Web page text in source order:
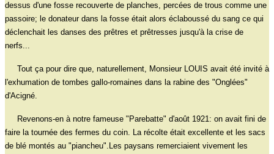
dessus d'une fosse recouverte de planches, percées de trous comme une
passoire; le donateur dans la fosse était alors éclaboussé du sang ce qui
déclenchait les danses des prêtres et prêtresses jusqu'à la crise de
nerfs...
Tout ça pour dire que, naturellement, Monsieur LOUIS avait été invité à
l'exhumation de tombes gallo-romaines dans la rabine des "Onglées"
d'Acigné.
Revenons-en à notre fameuse "Parebatte" d'août 1921: on avait fini de
faire la tournée des fermes du coin. La récolte était excellente et les sacs
de blé montés au "piancheu".Les paysans remerciaient vivement les